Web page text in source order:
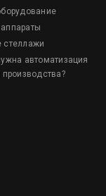
стеллажи
автоматизация
производства?